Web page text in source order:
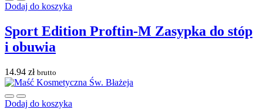
Dodaj do koszyka
Sport Edition Proftin-M Zasypka do stóp
i obuwia
14.94 zł brutto
Dodaj do koszyka